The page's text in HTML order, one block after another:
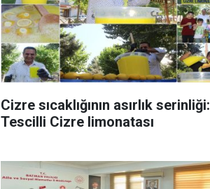
Cizre sıcaklığının asırlık serinliği:
Tescilli Cizre limonatası